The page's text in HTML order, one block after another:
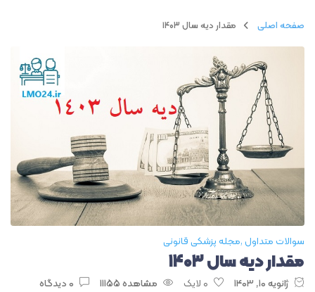
صفحه اصلی مقدار دیه سال ۱۴۰۳
سوالات متداول مجله پزشکی قانونی
مقدار دیه سال ۱۴۰۳
ژانویه ۱۰, ۱۴۰۳ مشاهده ۱۱۱۵۵ ۰ دیدگاه